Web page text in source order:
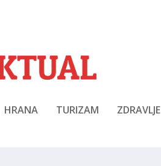
HRANA TURIZAM ZDRAVLJE